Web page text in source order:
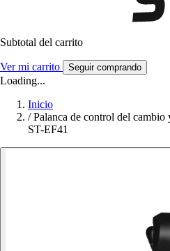
Subtotal del carrito
Ver mi carrito Seguir comprando
Loading...
Inicio
/ Palanca de control del
ST-EF41